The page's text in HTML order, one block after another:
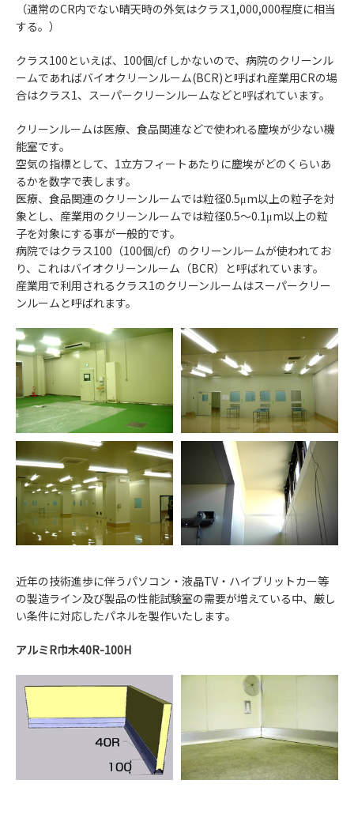
（通常のCR内でない晴天時の外気はクラス1,000,000程度に相当
する。）
クラス100といえば、100個/cf しかないので、病院のクリーンル
ームであればバイオクリーンルーム(BCR)と呼ばれ産業用CRの場
合はクラス1、スーパークリーンルームなどと呼ばれています。
クリーンルームは医療、食品関連などで使われる塵埃が少ない機
能室です。
空気の指標として、1立方フィートあたりに塵埃がどのくらいあ
るかを数字で表します。
医療、食品関連のクリーンルームでは粒径0.5μm以上の粒子を対
象とし、産業用のクリーンルームでは粒径0.5～0.1μm以上の粒
子を対象にする事が一般的です。
病院ではクラス100（100個/cf）のクリーンルームが使われてお
り、これはバイオクリーンルーム（BCR）と呼ばれています。
産業用で利用されるクラス1のクリーンルームはスーパークリー
ンルームと呼ばれます。
近年の技術進歩に伴うパソコン・液晶TV・ハイブリットカー等
の製造ライン及び製品の性能試験室の需要が増えている中、厳し
い条件に対応したパネルを製作いたします。
アルミR巾木40R-100H